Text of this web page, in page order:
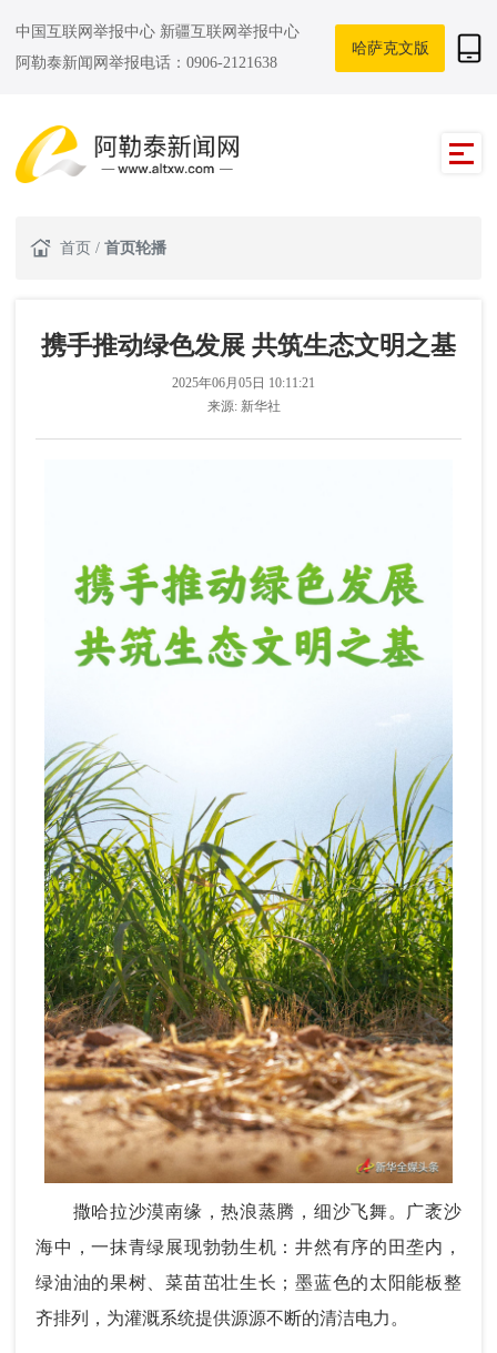
中国互联网举报中心 新疆互联网举报中心
阿勒泰新闻网举报电话：0906-2121638
哈萨克文版
首页 / 首页轮播
携手推动绿色发展 共筑生态文明之基
2025年06月05日 10:11:21
来源: 新华社
撒哈拉沙漠南缘，热浪蒸腾，细沙飞舞。广袤沙
海中，一抹青绿展现勃勃生机：井然有序的田垄内，
绿油油的果树、菜苗茁壮生长；墨蓝色的太阳能板整
齐排列，为灌溉系统提供源源不断的清洁电力。